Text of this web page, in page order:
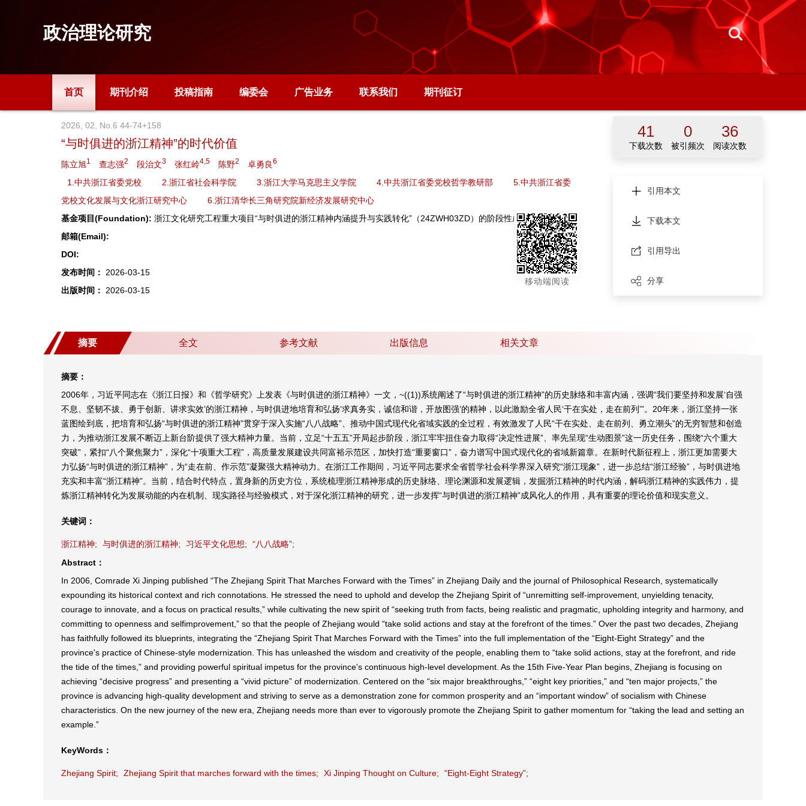
政治理论研究
首页 期刊介绍 投稿指南 编委会 广告业务 联系我们 期刊征订
2026, 02, No.6 44-74+158
“与时俱进的浙江精神”的时代价值
陈立旭1 查志强2 段治文3 张红岭4,5 陈野2 卓勇良6
1.中共浙江省委党校 2.浙江省社会科学院 3.浙江大学马克思主义学院 4.中共浙江省委党校哲学教研部
5.中共浙江省委
党校文化发展与文化浙江研究中心
6.浙江清华长三角研究院新经济发展研究中心
基金项目(Foundation): 浙江文化研究工程重大项目“与时俱进的浙江精神内涵提升与实践转化”（24ZWH03ZD）的阶段性成果
邮箱(Email):
DOI:
发布时间：
2026-03-15
出版时间：
2026-03-15
移动端阅读
41 0 36
下载次数 被引频次 阅读次数
引用本文
下载本文
引用导出
分享
摘要 全文 参考文献 出版信息 相关文章
摘要：
2006年，习近平同志在《浙江日报》和《哲学研究》上发表《与时俱进的浙江精神》一文，~((1))系统阐述了“与时俱进的浙江精神”的历史脉络和丰富内涵，强调“我们要坚持和发展‘自强
不息、坚韧不拔、勇于创新、讲求实效’的浙江精神，与时俱进地培育和弘扬‘求真务实，诚信和谐，开放图强’的精神，以此激励全省人民‘干在实处，走在前列’”。20年来，浙江坚持一张
蓝图绘到底，把培育和弘扬“与时俱进的浙江精神”贯穿于深入实施“八八战略”、推动中国式现代化省域实践的全过程，有效激发了人民“干在实处、走在前列、勇立潮头”的无穷智慧和创造
力，为推动浙江发展不断迈上新台阶提供了强大精神力量。当前，立足“十五五”开局起步阶段，浙江牢牢扭住奋力取得“决定性进展”、率先呈现“生动图景”这一历史任务，围绕“六个重大
突破”，紧扣“八个聚焦聚力”，深化“十项重大工程”，高质量发展建设共同富裕示范区，加快打造“重要窗口”，奋力谱写中国式现代化的省域新篇章。在新时代新征程上，浙江更加需要大
力弘扬“与时俱进的浙江精神”，为“走在前、作示范”凝聚强大精神动力。在浙江工作期间，习近平同志要求全省哲学社会科学界深入研究“浙江现象”，进一步总结“浙江经验”，与时俱进地
充实和丰富“浙江精神”。当前，结合时代特点，置身新的历史方位，系统梳理浙江精神形成的历史脉络、理论渊源和发展逻辑，发掘浙江精神的时代内涵，解码浙江精神的实践伟力，提
炼浙江精神转化为发展动能的内在机制、现实路径与经验模式，对于深化浙江精神的研究，进一步发挥“与时俱进的浙江精神”成风化人的作用，具有重要的理论价值和现实意义。
关键词：
浙江精神; 与时俱进的浙江精神; 习近平文化思想;
“八八战略”;
Abstract：
In 2006, Comrade Xi Jinping published “The Zhejiang Spirit That Marches Forward with the Times” in Zhejiang Daily and the journal of Philosophical Research, systematically
expounding its historical context and rich connotations. He stressed the need to uphold and develop the Zhejiang Spirit of “unremitting self-improvement, unyielding tenacity,
courage to innovate, and a focus on practical results,” while cultivating the new spirit of “seeking truth from facts, being realistic and pragmatic, upholding integrity and harmony, and
committing to openness and selfimprovement,” so that the people of Zhejiang would “take solid actions and stay at the forefront of the times.” Over the past two decades, Zhejiang
has faithfully followed its blueprints, integrating the “Zhejiang Spirit That Marches Forward with the Times” into the full implementation of the “Eight-Eight Strategy” and the
province's practice of Chinese-style modernization. This has unleashed the wisdom and creativity of the people, enabling them to “take solid actions, stay at the forefront, and ride
the tide of the times,” and providing powerful spiritual impetus for the province's continuous high-level development. As the 15th Five-Year Plan begins, Zhejiang is focusing on
achieving “decisive progress” and presenting a “vivid picture” of modernization. Centered on the “six major breakthroughs,” “eight key priorities,” and “ten major projects,” the
province is advancing high-quality development and striving to serve as a demonstration zone for common prosperity and an “important window” of socialism with Chinese
characteristics. On the new journey of the new era, Zhejiang needs more than ever to vigorously promote the Zhejiang Spirit to gather momentum for “taking the lead and setting an
example.”
KeyWords：
Zhejiang Spirit; Zhejiang Spirit that marches forward with the times; Xi Jinping Thought on Culture; “Eight-Eight Strategy”;